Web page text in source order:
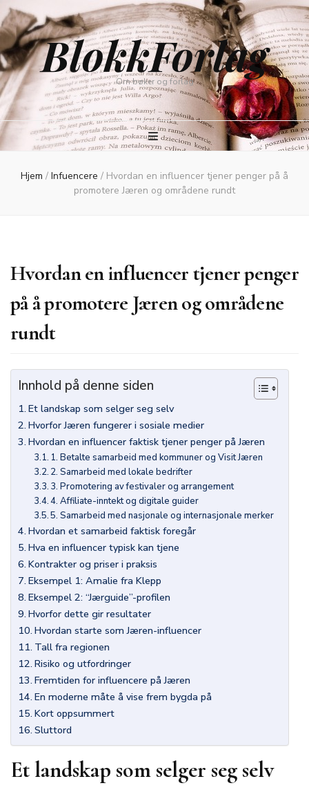
BlokkForlag
Om bøker og forlag
Hjem / Infuencere / Hvordan en influencer tjener penger på å
promotere Jæren og områdene rundt
Hvordan en influencer tjener penger
på å promotere Jæren og områdene
rundt
Innhold på denne siden
Et landskap som selger seg selv
Hvorfor Jæren fungerer i sosiale medier
Hvordan en influencer faktisk tjener penger på Jæren
1. Betalte samarbeid med kommuner og Visit Jæren
2. Samarbeid med lokale bedrifter
3. Promotering av festivaler og arrangement
4. Affiliate-inntekt og digitale guider
5. Samarbeid med nasjonale og internasjonale merker
Hvordan et samarbeid faktisk foregår
Hva en influencer typisk kan tjene
Kontrakter og priser i praksis
Eksempel 1: Amalie fra Klepp
Eksempel 2: “Jærguide”-profilen
Hvorfor dette gir resultater
Hvordan starte som Jæren-influencer
Tall fra regionen
Risiko og utfordringer
Fremtiden for influencere på Jæren
En moderne måte å vise frem bygda på
Kort oppsummert
Sluttord
Et landskap som selger seg selv